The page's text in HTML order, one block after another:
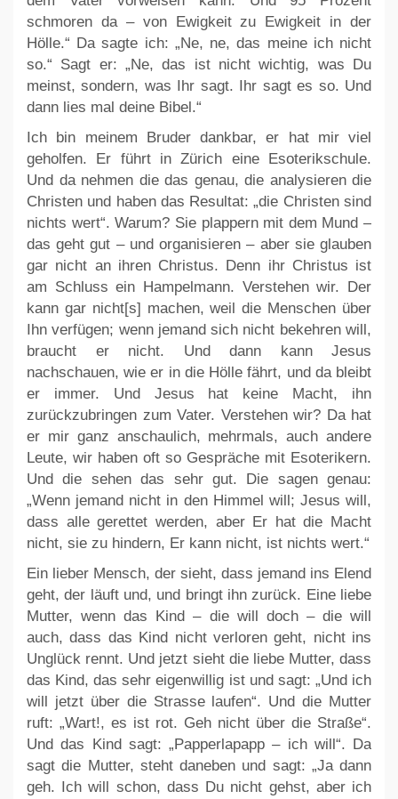
schmoren da – von Ewigkeit zu Ewigkeit in der
Hölle.“ Da sagte ich: „Ne, ne, das meine ich nicht
so.“ Sagt er: „Ne, das ist nicht wichtig, was Du
meinst, sondern, was Ihr sagt. Ihr sagt es so. Und
dann lies mal deine Bibel.“
Ich bin meinem Bruder dankbar, er hat mir viel
geholfen. Er führt in Zürich eine Esoterikschule.
Und da nehmen die das genau, die analysieren die
Christen und haben das Resultat: „die Christen sind
nichts wert“. Warum? Sie plappern mit dem Mund –
das geht gut – und organisieren – aber sie glauben
gar nicht an ihren Christus. Denn ihr Christus ist
am Schluss ein Hampelmann. Verstehen wir. Der
kann gar nicht[s] machen, weil die Menschen über
Ihn verfügen; wenn jemand sich nicht bekehren will,
braucht er nicht. Und dann kann Jesus
nachschauen, wie er in die Hölle fährt, und da bleibt
er immer. Und Jesus hat keine Macht, ihn
zurückzubringen zum Vater. Verstehen wir? Da hat
er mir ganz anschaulich, mehrmals, auch andere
Leute, wir haben oft so Gespräche mit Esoterikern.
Und die sehen das sehr gut. Die sagen genau:
„Wenn jemand nicht in den Himmel will; Jesus will,
dass alle gerettet werden, aber Er hat die Macht
nicht, sie zu hindern, Er kann nicht, ist nichts wert.“
Ein lieber Mensch, der sieht, dass jemand ins Elend
geht, der läuft und, und bringt ihn zurück. Eine liebe
Mutter, wenn das Kind – die will doch – die will
auch, dass das Kind nicht verloren geht, nicht ins
Unglück rennt. Und jetzt sieht die liebe Mutter, dass
das Kind, das sehr eigenwillig ist und sagt: „Und ich
will jetzt über die Strasse laufen“. Und die Mutter
ruft: „Wart!, es ist rot. Geh nicht über die Straße“.
Und das Kind sagt: „Papperlapapp – ich will“. Da
sagt die Mutter, steht daneben und sagt: „Ja dann
geh. Ich will schon, dass Du nicht gehst, aber ich